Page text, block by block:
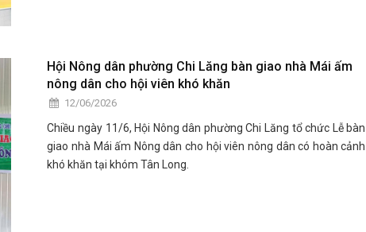
trị - xã hội, UBND phường cùng các cơ quan, đơn vị liên quan tích
cực tuyên truyền và hưởng ứng tham gia Giải.
Hội Nông dân phường Chi Lăng bàn giao nhà Mái ấm
nông dân cho hội viên khó khăn
12/06/2026
Chiều ngày 11/6, Hội Nông dân phường Chi Lăng tổ chức Lễ bàn
giao nhà Mái ấm Nông dân cho hội viên nông dân có hoàn cảnh
khó khăn tại khóm Tân Long.